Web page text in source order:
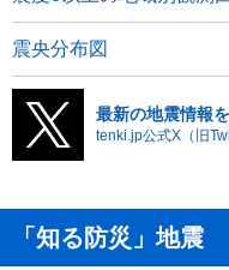
震央分布図
最新の地震情報
tenki.jp公式X（旧
「知る防災」地震